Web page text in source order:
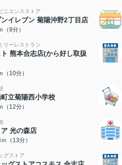
ニエンスストア
イレブン 菊陽沖野2丁目店
（8分）
リーレストラン
熊本合志店(から好し取扱
（10分）
立菊陽西小学校
（12分）
光の森店
（13分）
グストア